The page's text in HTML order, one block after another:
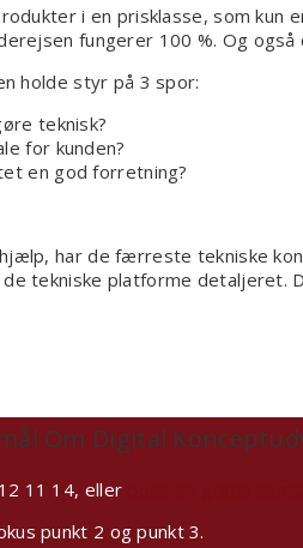
i en prisklasse, som kun
fungerer 100 %. Og
holde styr på 3 spor:
teknisk?
for kunden?
en god forretning?
har de færreste tekniske
tekniske platforme
Om Digital
11 14, eller book en gratis
punkt 2 og punkt 3.